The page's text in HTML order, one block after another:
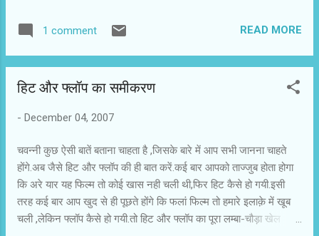
और न्यूयॉर्क के टिकेट राते सही नही हैं.सही देना मकसद नही था.चवन्नी का सारा
ध्यान इस तथ्य को सामने लाने में था कि इन दिनों फिल्मों के व्यापारी
ने देखा.उनके लिए वह रकम खास होती है जो दर्शक देते हैं.महानगरों,विदेशी शहरों
परिवेश पर उन दर्शकों की रूचि का प्रभाव दिखता है। यह अचानक नही हुआ है
1 comment READ MORE
हिट और फ्लॉप का समीकरण
- December 04, 2007
चवन्नी कुछ ऐसी बातें बताना चाहता है ,जिसके बारे में आप सभी जानना चाहते
होंगे.अब जैसे हिट और फ्लॉप की ही बात करें.कई बार आपको ताज्जुब होता होगा
कि अरे यार यह फिल्म तो कोई खास नही चली थी,फिर हिट कैसे हो गयी.इसी
तरह कई बार आप खुद से ही पूछते होंगे कि फलां फिल्म तो हमारे इलाक़े में खूब
चली ,लेकिन फ्लॉप कैसे हो गयी.तो हिट और फ्लॉप का पूरा लम्बा-चौड़ा खेल